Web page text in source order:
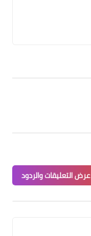
عرض التعليقات والردود